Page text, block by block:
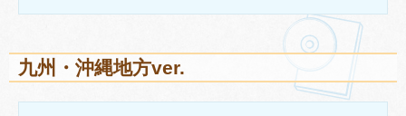
九州・沖縄地方ver.